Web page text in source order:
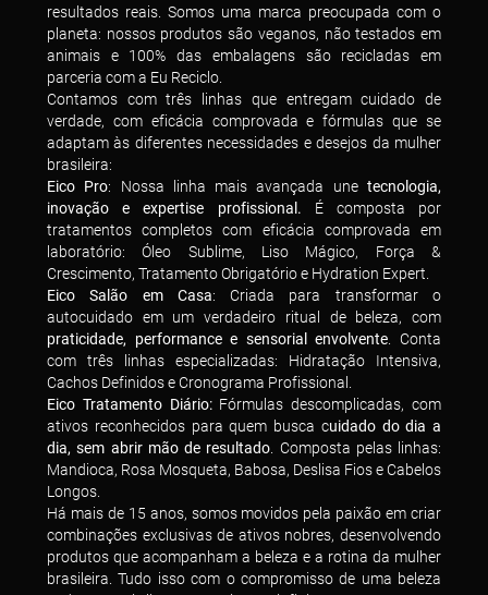
resultados reais. Somos uma marca preocupada com o
planeta: nossos produtos são veganos, não testados em
animais e 100% das embalagens são recicladas em
parceria com a Eu Reciclo.
Contamos com três linhas que entregam cuidado de
verdade, com eficácia comprovada e fórmulas que se
adaptam às diferentes necessidades e desejos da mulher
brasileira:
Eico Pro: Nossa linha mais avançada unetecnologia,
inovação e expertise profissional. É composta por
tratamentos completos com eficácia comprovada em
laboratório: Óleo Sublime, Liso Mágico, Força &
Crescimento, Tratamento Obrigatório e Hydration Expert.
Eico Salão em Casa: Criada para transformar o
autocuidado em um verdadeiro ritual de beleza, com
praticidade, performance e sensorial envolvente . Conta
com três linhas especializadas: Hidratação Intensiva,
Cachos Definidos e Cronograma Profissional.
Eico Tratamento Diário:Fórmulas descomplicadas, com
ativos reconhecidos para quem busca cuidado do dia a
dia, sem abrir mão de resultado . Composta pelas linhas:
Mandioca, Rosa Mosqueta, Babosa, Deslisa Fios e Cabelos
Longos.
Há mais de 15 anos, somos movidos pela paixão em criar
combinações exclusivas de ativos nobres, desenvolvendo
produtos que acompanham a beleza e a rotina da mulher
brasileira. Tudo isso com o compromisso de uma beleza